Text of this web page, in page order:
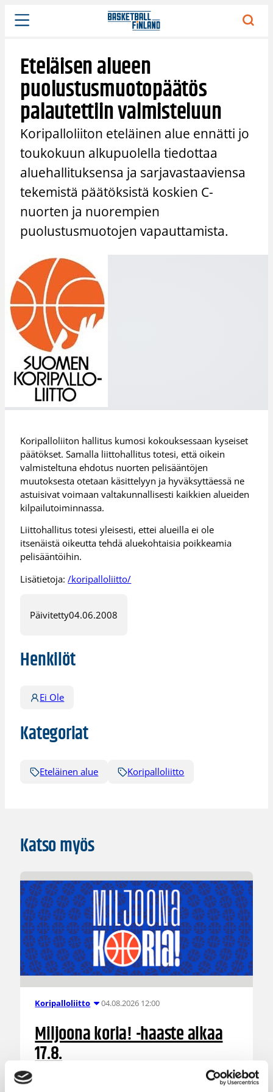
Siirry
sisältöön
Eteläisen alueen
puolustusmuotopäätös
palautettiin valmisteluun
Koripalloliiton eteläinen alue ennätti jo
toukokuun alkupuolella tiedottaa
aluehallituksensa ja sarjavastaaviensa
tekemistä päätöksistä koskien C-
nuorten ja nuorempien
puolustusmuotojen vapauttamista.
Koripalloliiton hallitus kumosi kokouksessaan kyseiset
päätökset. Samalla liittohallitus totesi, että oikein
valmisteltuna ehdotus nuorten pelisääntöjen
muutoksesta otetaan käsittelyyn ja hyväksyttäessä ne
astuisivat voimaan valtakunnallisesti kaikkien alueiden
kilpailutoiminnassa.
Liittohallitus totesi yleisesti, ettei alueilla ei ole
itsenäistä oikeutta tehdä aluekohtaisia poikkeamia
pelisääntöihin.
Lisätietoja:/koripalloliitto/
Päivitetty04.06.2008
Henkilöt
Ei Ole
Kategoriat
Eteläinen alue Koripalloliitto
Katso myös
Koripalloliitto 04.08.2026 12:00
Miljoona koria! -haaste alkaa
17.8.